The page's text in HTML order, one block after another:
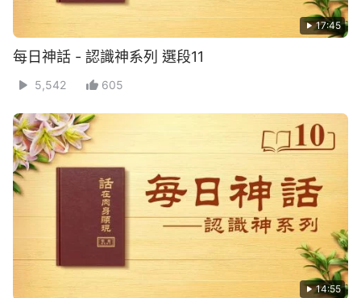
17:45
每日神話 - 認識神系列 選段11
5,542 605
14:55